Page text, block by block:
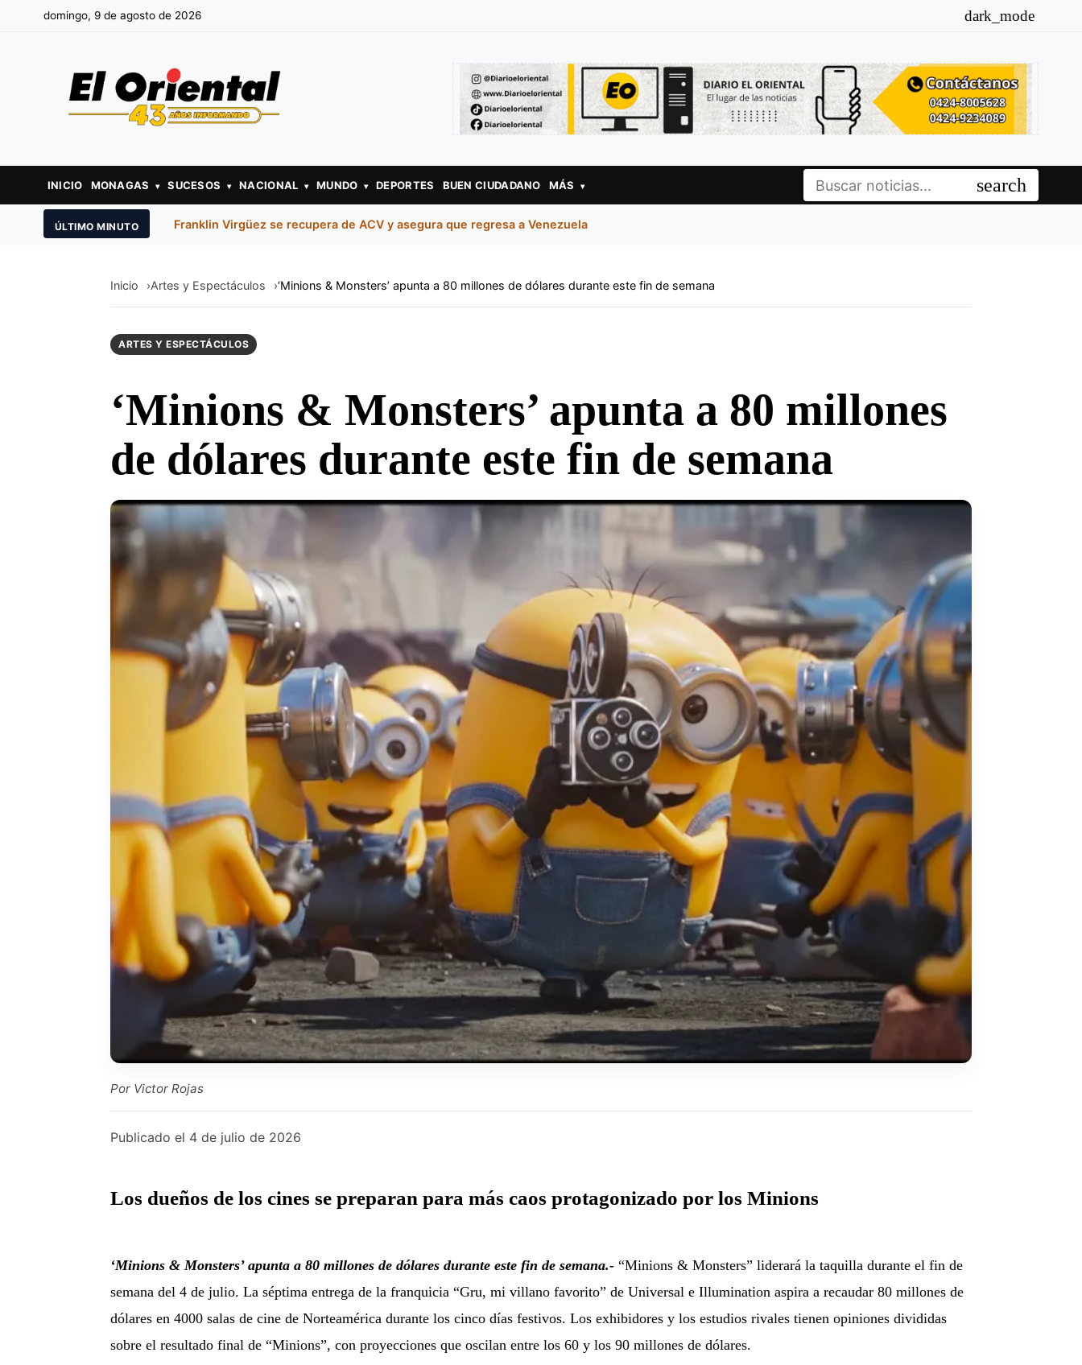
domingo, 9 de agosto de 2026 dark_mode
INICIO MONAGAS ▾ SUCESOS ▾ NACIONAL ▾ MUNDO ▾ DEPORTES BUEN CIUDADANO MÁS ▾ Buscar: search
ÚLTIMO MINUTO Franklin Virgüez se recupera de ACV y asegura que regresa a Venezuela
Inicio Artes y Espectáculos ‘Minions & Monsters’ apunta a 80 millones de dólares durante este fin de semana
ARTES Y ESPECTÁCULOS
‘Minions & Monsters’ apunta a 80 millones
de dólares durante este fin de semana
Por Victor Rojas
Publicado el 4 de julio de 2026
Los dueños de los cines se preparan para más caos protagonizado por los Minions
‘Minions & Monsters’ apunta a 80 millones de dólares durante este fin de semana.- “Minions & Monsters” liderará la taquilla durante el fin de
semana del 4 de julio. La séptima entrega de la franquicia “Gru, mi villano favorito” de Universal e Illumination aspira a recaudar 80 millones de
dólares en 4000 salas de cine de Norteamérica durante los cinco días festivos. Los exhibidores y los estudios rivales tienen opiniones divididas
sobre el resultado final de “Minions”, con proyecciones que oscilan entre los 60 y los 90 millones de dólares.